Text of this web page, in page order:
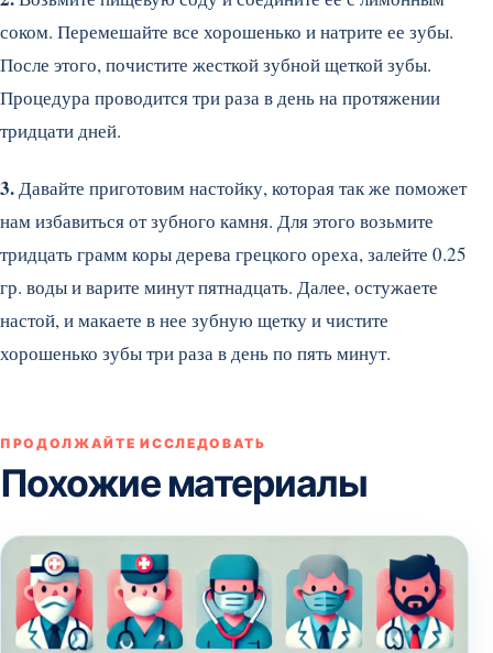
соком. Перемешайте все хорошенько и натрите ее зубы.
После этого, почистите жесткой зубной щеткой зубы.
Процедура проводится три раза в день на протяжении
тридцати дней.
3.Давайте приготовим настойку, которая так же поможет
нам избавиться от зубного камня. Для этого возьмите
тридцать грамм коры дерева грецкого ореха, залейте 0.25
гр. воды и варите минут пятнадцать. Далее, остужаете
настой, и макаете в нее зубную щетку и чистите
хорошенько зубы три раза в день по пять минут.
ПРОДОЛЖАЙТЕ ИССЛЕДОВАТЬ
Похожие материалы